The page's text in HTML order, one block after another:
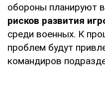
обороны планируют
рисков развития
среди военных. К
проблем будут
командиров